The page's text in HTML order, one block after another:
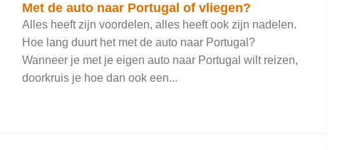
Met de auto naar Portugal of vliegen?
Alles heeft zijn voordelen, alles heeft ook zijn nadelen.
Hoe lang duurt het met de auto naar Portugal?
Wanneer je met je eigen auto naar Portugal wilt reizen,
doorkruis je hoe dan ook een...